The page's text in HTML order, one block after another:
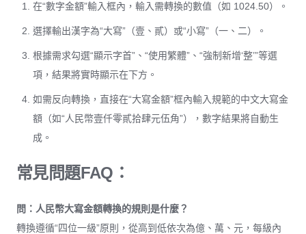
在“數字金額”輸入框內，輸入需轉換的數值（如 1024.50）。
選擇輸出漢字為“大寫”（壹、貳）或“小寫”（一、二）。
根據需求勾選“顯示字首”、“使用繁體”、“強制新增‘整’”等選
項，結果將實時顯示在下方。
如需反向轉換，直接在“大寫金額”框內輸入規範的中文大寫金
額（如“人民幣壹仟零貳拾肆元伍角”），數字結果將自動生
成。
常見問題FAQ：
問：人民幣大寫金額轉換的規則是什麼？
轉換遵循“四位一級”原則，從高到低依次為億、萬、元，每級內